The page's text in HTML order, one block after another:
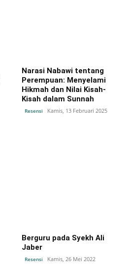
Narasi Nabawi tentang
Perempuan: Menyelami
Hikmah dan Nilai Kisah-
Kisah dalam Sunnah
Resensi Kamis, 13 Februari 2025
Berguru pada Syekh Ali
Jaber
Resensi Kamis, 26 Mei 2022